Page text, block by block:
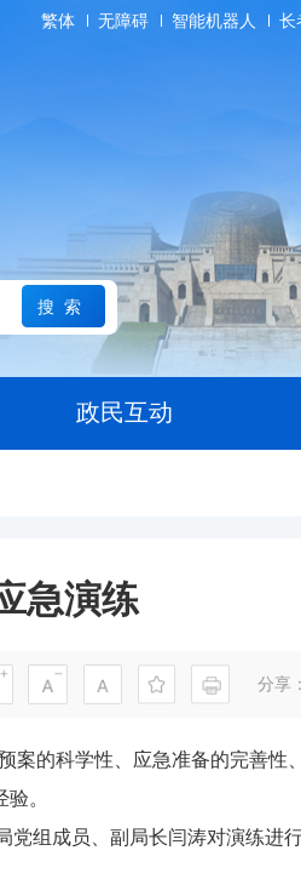
繁体 无障碍 智能机器人 长
搜索
政民互动
急演练
分享：
案的科学性、应急准备的完善性
。
党组成员、副局长闫涛对演练进